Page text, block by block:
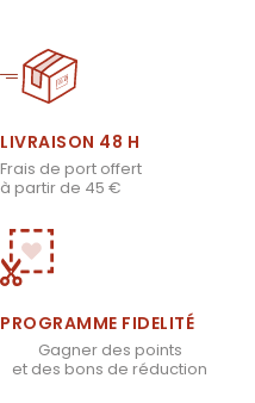
LIVRAISON 48 H
Frais de port offert
à partir de 45 €
PROGRAMME FIDELITÉ
Gagner des points
et des bons de réduction